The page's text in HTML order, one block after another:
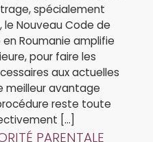
spécialement
le Nouveau Code de
Roumanie amplifie
pour faire les
aux actuelles
meilleur avantage
reste toute
[…]
PARENTALE